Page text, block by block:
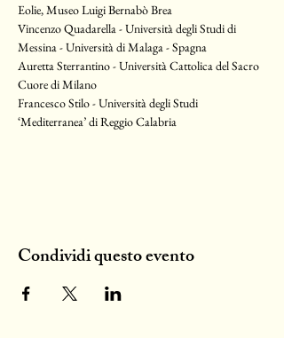
Eolie, Museo Luigi Bernabò Brea
Vincenzo Quadarella - Università degli Studi di
Messina - Università di Malaga - Spagna
Auretta Sterrantino - Università Cattolica del Sacro
Cuore di Milano
Francesco Stilo - Università degli Studi
‘Mediterranea’ di Reggio Calabria
Condividi questo evento